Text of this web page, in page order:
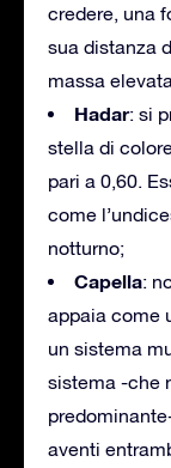
credere, una
sua distanza
massa
Hadar: si
stella di
pari a 0,60.
come
notturno;
Capella:
appaia come
un sistema
sistema -che
aventi